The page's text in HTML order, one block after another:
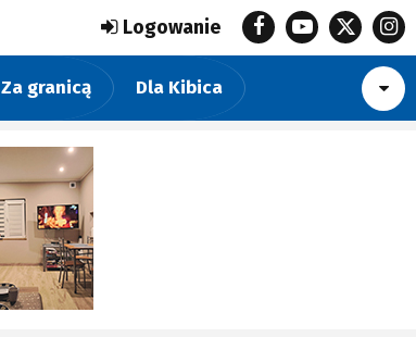
Za granicą Dla Kibica
Logowanie